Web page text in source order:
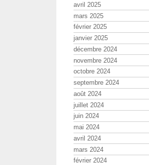
avril 2025
mars 2025
février 2025
janvier 2025
décembre 2024
novembre 2024
octobre 2024
septembre 2024
août 2024
juillet 2024
juin 2024
mai 2024
avril 2024
mars 2024
février 2024